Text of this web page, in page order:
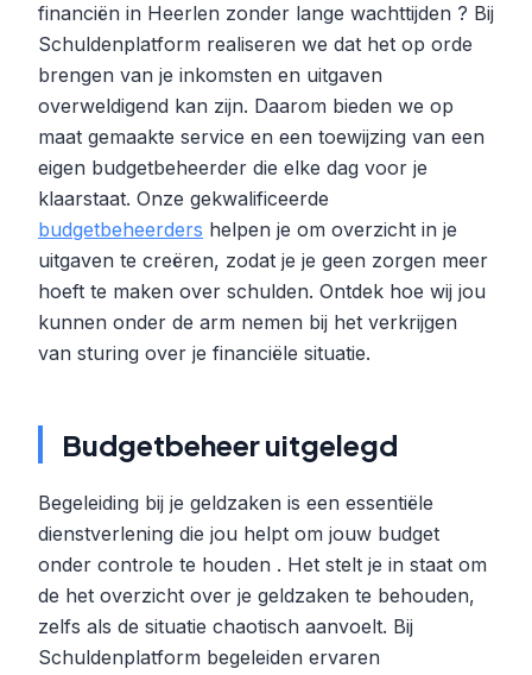
financiën in Heerlen zonder lange wachttijden ? Bij
Schuldenplatform realiseren we dat het op orde
brengen van je inkomsten en uitgaven
overweldigend kan zijn. Daarom bieden we op
maat gemaakte service en een toewijzing van een
eigen budgetbeheerder die elke dag voor je
klaarstaat. Onze gekwalificeerde
budgetbeheerders helpen je om overzicht in je
uitgaven te creëren, zodat je je geen zorgen meer
hoeft te maken over schulden. Ontdek hoe wij jou
kunnen onder de arm nemen bij het verkrijgen
van sturing over je financiële situatie.
Budgetbeheer uitgelegd
Begeleiding bij je geldzaken is een essentiële
dienstverlening die jou helpt om jouw budget
onder controle te houden . Het stelt je in staat om
de het overzicht over je geldzaken te behouden,
zelfs als de situatie chaotisch aanvoelt. Bij
Schuldenplatform begeleiden ervaren